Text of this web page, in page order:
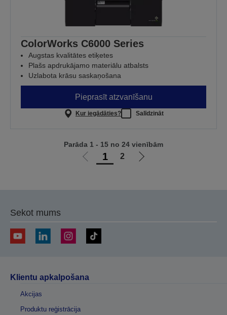
ColorWorks C6000 Series
Augstas kvalitātes etiķetes
Plašs apdrukājamo materiālu atbalsts
Uzlabota krāsu saskaņošana
Pieprasīt atzvanīšanu
Kur iegādāties? Salīdzināt
Iet
1 2
Iet
Parāda 1 - 15 no 24 vienībām
Sekot mums
Klientu apkalpošana
Akcijas
Produktu reģistrācija